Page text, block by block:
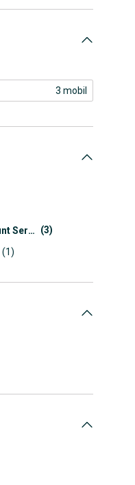
3 mobil
Bursa BEZ Paramount Serpong (3)
(1)